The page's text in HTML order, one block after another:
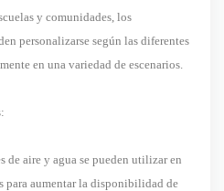
y comunidades, los
personalizarse según las diferentes
en una variedad de escenarios.
de aire y agua se pueden utilizar en
para aumentar la disponibilidad de